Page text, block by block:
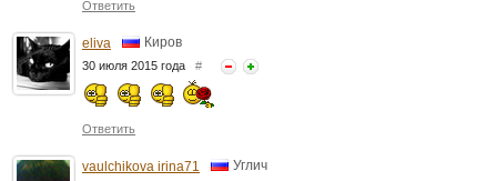
Ответить
eliva Киров
30 июля 2015 года #
Ответить
vaulchikova irina71 Углич